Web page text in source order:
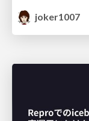
joker1007